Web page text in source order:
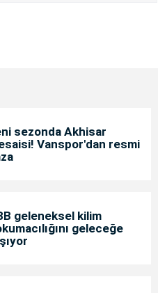
sezonda Akhisar
Vanspor'dan resmi
geleneksel kilim
geleceğe